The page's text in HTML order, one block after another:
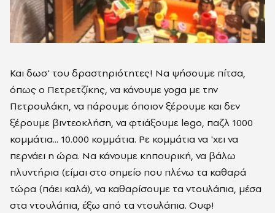
Και δωσ' του δραστηριότητες! Να ψήσουμε πίτσα,
όπως ο Πετρετζίκης, να κάνουμε yoga με την
Πετρουλάκη, να πάρουμε όποιον ξέρουμε και δεν
ξέρουμε βιντεοκλήση, να φτιάξουμε lego, παζλ 1000
κομμάτια... 10.000 κομμάτια. Ρε κομμάτια να 'χει να
περνάει η ώρα. Να κάνουμε κηπουρική, να βάλω
πλυντήρια (είμαι στο σημείο που πλένω τα καθαρά
τώρα (πάει καλά), να καθαρίσουμε τα ντουλάπια, μέσα
στα ντουλάπια, έξω από τα ντουλάπια. Ουφ!